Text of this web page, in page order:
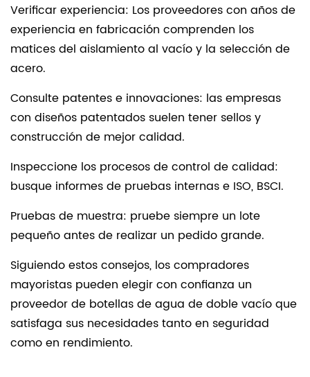
Verificar experiencia: Los proveedores con años de
experiencia en fabricación comprenden los
matices del aislamiento al vacío y la selección de
acero.
Consulte patentes e innovaciones: las empresas
con diseños patentados suelen tener sellos y
construcción de mejor calidad.
Inspeccione los procesos de control de calidad:
busque informes de pruebas internas e ISO, BSCI.
Pruebas de muestra: pruebe siempre un lote
pequeño antes de realizar un pedido grande.
Siguiendo estos consejos, los compradores
mayoristas pueden elegir con confianza un
proveedor de botellas de agua de doble vacío que
satisfaga sus necesidades tanto en seguridad
como en rendimiento.